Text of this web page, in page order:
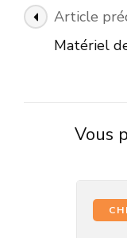
des
Article
Matériel
Vous